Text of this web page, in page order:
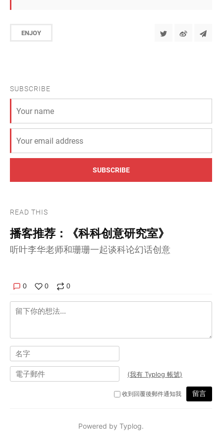
ENJOY
SUBSCRIBE
SUBSCRIBE
READ THIS
播客推荐：《科科创意研究室》
听叶李华老师和珊珊一起谈科论幻话创意